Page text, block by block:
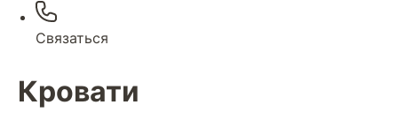
Связаться
Кровати